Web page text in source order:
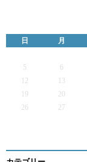
日 月
5
6
12
13
19
20
26
27